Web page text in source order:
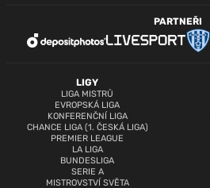
LIGY
LIGA MISTRŮ
EVROPSKÁ LIGA
KONFERENČNÍ LIGA
CHANCE LIGA (1. ČESKÁ LIGA)
PREMIER LEAGUE
LA LIGA
BUNDESLIGA
SERIE A
MISTROVSTVÍ SVĚTA
PARTNEŘI